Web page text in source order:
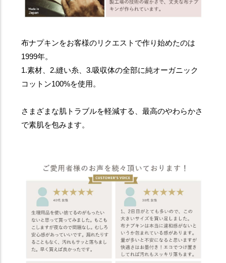
布ナプキンをお客様のリクエストで作り始めたのは
1999年。
1.素材、2.縫い糸、3.吸収体の全部に純オーガニック
コットン100%を使用。
さまざまな肌トラブルを軽減する、最高のやわらかさ
で素肌を包みます。